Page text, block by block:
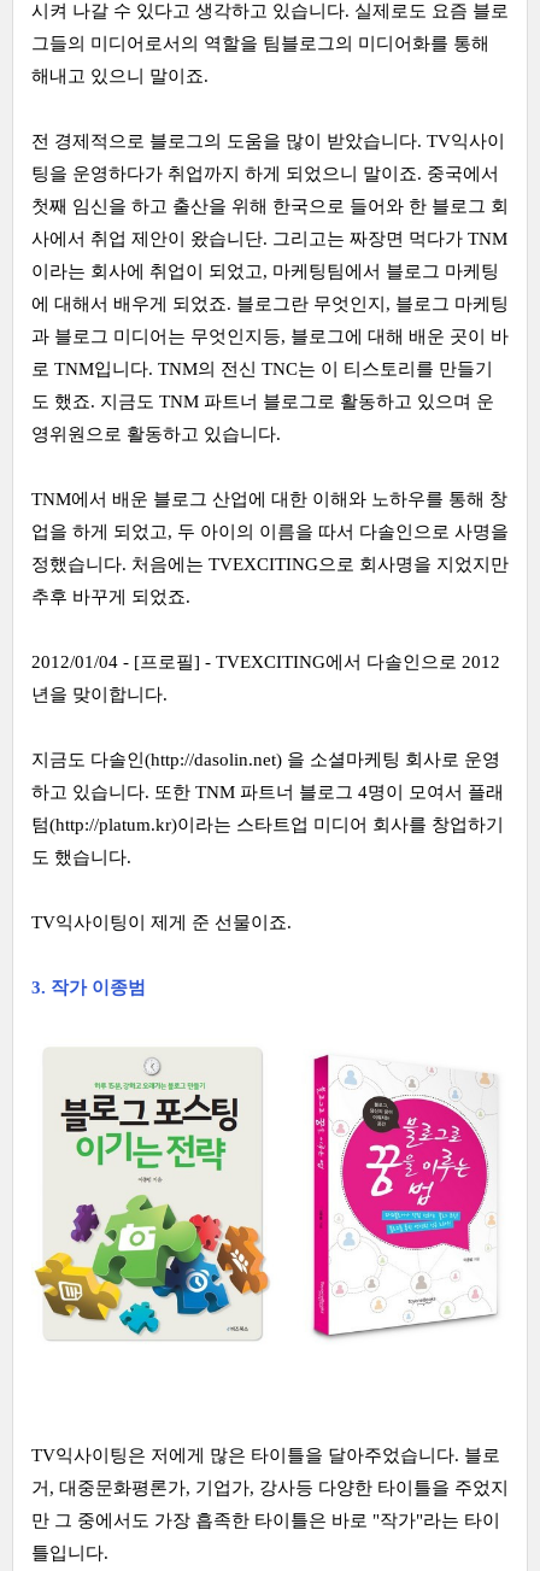
시켜 나갈 수 있다고 생각하고 있습니다. 실제로도 요즘 블로
그들의 미디어로서의 역할을 팀블로그의 미디어화를 통해
해내고 있으니 말이죠.
전 경제적으로 블로그의 도움을 많이 받았습니다. TV익사이
팅을 운영하다가 취업까지 하게 되었으니 말이죠. 중국에서
첫째 임신을 하고 출산을 위해 한국으로 들어와 한 블로그 회
사에서 취업 제안이 왔습니단. 그리고는 짜장면 먹다가 TNM
이라는 회사에 취업이 되었고, 마케팅팀에서 블로그 마케팅
에 대해서 배우게 되었죠. 블로그란 무엇인지, 블로그 마케팅
과 블로그 미디어는 무엇인지등, 블로그에 대해 배운 곳이 바
로 TNM입니다. TNM의 전신 TNC는 이 티스토리를 만들기
도 했죠. 지금도 TNM 파트너 블로그로 활동하고 있으며 운
영위원으로 활동하고 있습니다.
TNM에서 배운 블로그 산업에 대한 이해와 노하우를 통해 창
업을 하게 되었고, 두 아이의 이름을 따서 다솔인으로 사명을
정했습니다. 처음에는 TVEXCITING으로 회사명을 지었지만
추후 바꾸게 되었죠.
2012/01/04 - [프로필] - TVEXCITING에서 다솔인으로 2012
년을 맞이합니다.
지금도 다솔인(http://dasolin.net) 을 소셜마케팅 회사로 운영
하고 있습니다. 또한 TNM 파트너 블로그 4명이 모여서 플래
텀(http://platum.kr)이라는 스타트업 미디어 회사를 창업하기
도 했습니다.
TV익사이팅이 제게 준 선물이죠.
3. 작가 이종범
TV익사이팅은 저에게 많은 타이틀을 달아주었습니다. 블로
거, 대중문화평론가, 기업가, 강사등 다양한 타이틀을 주었지
만 그 중에서도 가장 흡족한 타이틀은 바로 "작가"라는 타이
틀입니다.